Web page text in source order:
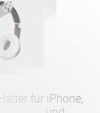
für iPhone,